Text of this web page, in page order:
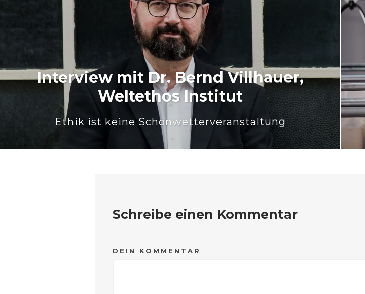
Interview mit Dr. Bernd Villhauer,
Weltethos Institut
Ethik ist keine Schönwetterveranstaltung
Schreibe einen Kommentar
DEIN KOMMENTAR